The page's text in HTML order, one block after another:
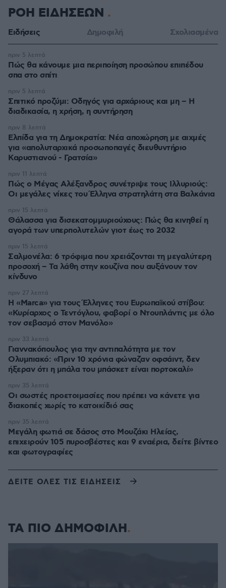
ΡΟΗ ΕΙΔΗΣΕΩΝ
Ειδήσεις Δημοφιλή Σχολιασμένα
Πώς θα κάνουμε μια περιποίηση προσώπου επιπέδου
σπα στο σπίτι
πριν 5 λεπτά
Σπιτικό προζύμι: Οδηγός για αρχάριους και μη – Η
διαδικασία, η χρήση, η συντήρηση
πριν 5 λεπτά
Ελπίδα για τη Δημοκρατία: Νέα αποχώρηση με αιχμές
για «απολυταρχικά προσωποπαγές διευθυντήριο
Καρυστιανού - Γρατσία»
πριν 8 λεπτά
Πώς ο Μέγας Αλέξανδρος συνέτριψε τους Ιλλυριούς:
Οι μεγάλες νίκες του Έλληνα στρατηλάτη στα Βαλκάνια
πριν 11 λεπτά
Θάλασσα για δισεκατομμυριούχους: Πώς θα κινηθεί η
αγορά των υπερπολυτελών γιοτ έως το 2032
πριν 15 λεπτά
Σαλμονέλα: 6 τρόφιμα που χρειάζονται τη μεγαλύτερη
προσοχή – Τα λάθη στην κουζίνα που αυξάνουν τον
κίνδυνο
πριν 15 λεπτά
Η «Marca» για τους Έλληνες του Ευρωπαϊκού στίβου:
«Κυρίαρχος ο Τεντόγλου, φαβορί ο Ντουπλάντις με όλο
τον σεβασμό στον Μανόλο»
πριν 27 λεπτά
Γιαννακόπουλος για την αντιπαλότητα με τον
Ολυμπιακό: «Πριν 10 χρόνια φώναζαν οφσάιντ, δεν
ήξεραν ότι η μπάλα του μπάσκετ είναι πορτοκαλί»
πριν 33 λεπτά
Οι σωστές προετοιμασίες που πρέπει να κάνετε για
διακοπές χωρίς το κατοικίδιό σας
πριν 35 λεπτά
Μεγάλη φωτιά σε δάσος στο Μουζάκι Ηλείας,
επιχειρούν 105 πυροσβέστες και 9 εναέρια, δείτε βίντεο
και φωτογραφίες
πριν 35 λεπτά
ΔΕΙΤΕ ΟΛΕΣ ΤΙΣ ΕΙΔΗΣΕΙΣ
ΤΑ ΠΙΟ ΔΗΜΟΦΙΛΗ